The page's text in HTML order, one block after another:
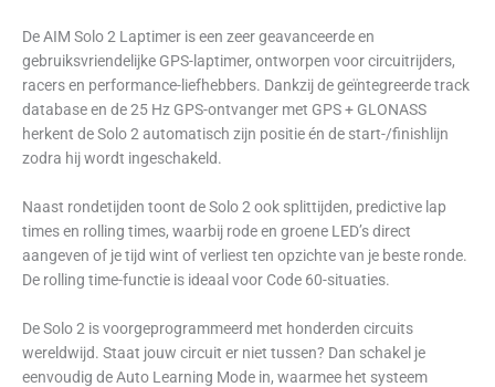
De AIM Solo 2 Laptimer is een zeer geavanceerde en
gebruiksvriendelijke GPS-laptimer, ontworpen voor circuitrijders,
racers en performance-liefhebbers. Dankzij de geïntegreerde track
database en de 25 Hz GPS-ontvanger met GPS + GLONASS
herkent de Solo 2 automatisch zijn positie én de start-/finishlijn
zodra hij wordt ingeschakeld.
Naast rondetijden toont de Solo 2 ook splittijden, predictive lap
times en rolling times, waarbij rode en groene LED’s direct
aangeven of je tijd wint of verliest ten opzichte van je beste ronde.
De rolling time-functie is ideaal voor Code 60-situaties.
De Solo 2 is voorgeprogrammeerd met honderden circuits
wereldwijd. Staat jouw circuit er niet tussen? Dan schakel je
eenvoudig de Auto Learning Mode in, waarmee het systeem